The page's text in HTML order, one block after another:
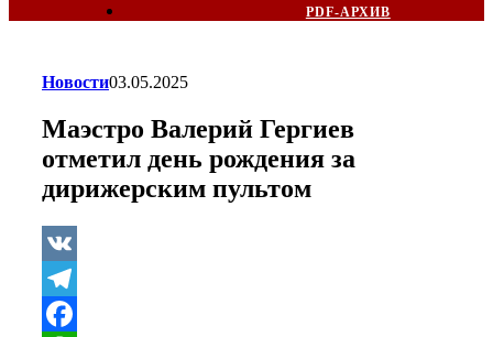
PDF-АРХИВ
Новости03.05.2025
Маэстро Валерий Гергиев
отметил день рождения за
дирижерским пультом
VK
Telegram